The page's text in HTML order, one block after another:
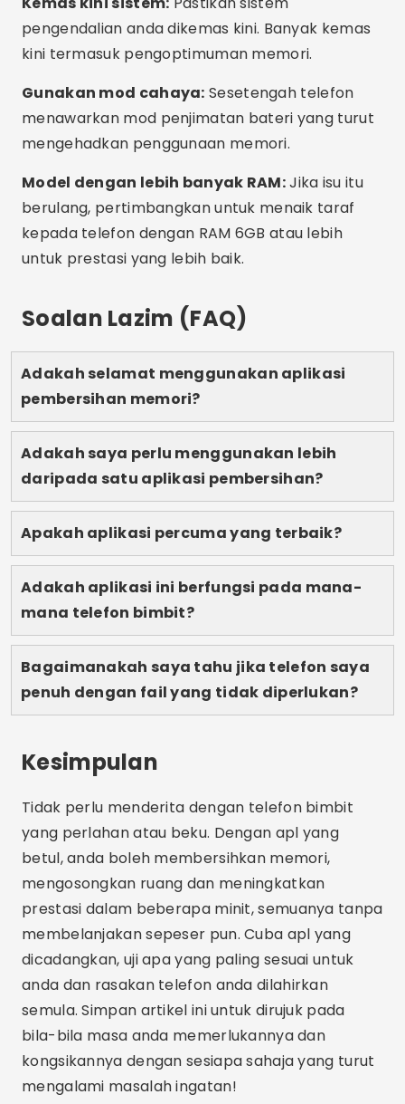
penuh dengan fail yang tidak diperlukan?
Kesimpulan
Tidak perlu menderita dengan telefon bimbit
yang perlahan atau beku. Dengan apl yang
betul, anda boleh membersihkan memori,
mengosongkan ruang dan meningkatkan
prestasi dalam beberapa minit, semuanya tanpa
membelanjakan sepeser pun. Cuba apl yang
anda dan rasakan telefon anda dilahirkan
semula. Simpan artikel ini untuk dirujuk pada
bila-bila masa anda memerlukannya dan
kongsikannya dengan sesiapa sahaja yang turut
mengalami masalah ingatan!
Kongsi:
Lucas Martins berumur 25 tahun, mempunyai
minatnya terhadap teknologi, aplikasi dan
dunia dalam talian di blognya.
Artikel Berkaitan